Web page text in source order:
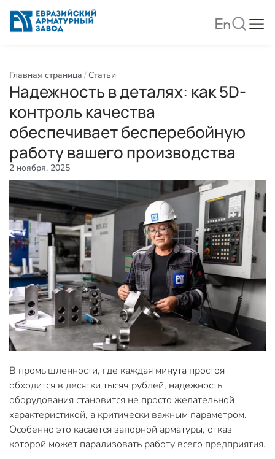
Главная страница Статьи
Надежность в деталях: как 5D-
контроль качества
обеспечивает бесперебойную
работу вашего производства
2 ноября, 2025
В промышленности, где каждая минута простоя
обходится в десятки тысяч рублей, надежность
оборудования становится не просто желательной
характеристикой, а критически важным параметром.
Особенно это касается запорной арматуры, отказ
которой может парализовать работу всего предприятия.